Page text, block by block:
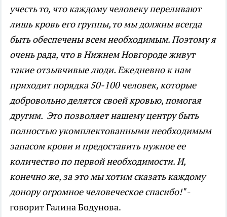
учесть то, что каждому человеку переливают
лишь кровь его группы, то мы должны всегда
быть обеспечены всем необходимым. Поэтому я
очень рада, что в Нижнем Новгороде живут
такие отзывчивые люди. Ежедневно к нам
приходит порядка 50-100 человек, которые
добровольно делятся своей кровью, помогая
другим. Это позволяет нашему центру быть
полностью укомплектованными необходимым
запасом крови и предоставить нужное ее
количество по первой необходимости. И,
конечно же, за это мы хотим сказать каждому
донору огромное человеческое спасибо!"-
говорит Галина Бодунова.